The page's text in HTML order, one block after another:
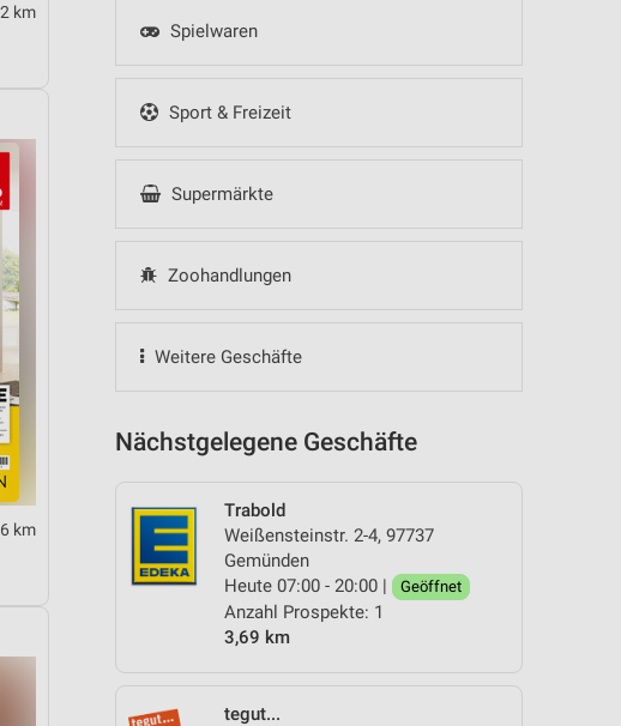
Spielwaren
Sport & Freizeit
Supermärkte
Zoohandlungen
Weitere Geschäfte
Nächstgelegene Geschäfte
Trabold
Weißensteinstr. 2-4, 97737
Gemünden
Heute 07:00 - 20:00 |
Geöffnet
Anzahl Prospekte: 1
3,69 km
tegut...
km
km